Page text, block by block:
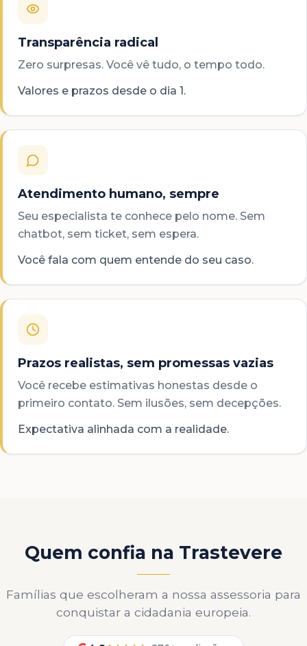
Transparência radical
Zero surpresas. Você vê tudo, o tempo todo.
Valores e prazos desde o dia 1.
Atendimento humano, sempre
Seu especialista te conhece pelo nome. Sem
chatbot, sem ticket, sem espera.
Você fala com quem entende do seu caso.
Prazos realistas, sem promessas vazias
Você recebe estimativas honestas desde o
primeiro contato. Sem ilusões, sem decepções.
Expectativa alinhada com a realidade.
Quem confia na Trastevere
Famílias que escolheram a nossa assessoria para
conquistar a cidadania europeia.